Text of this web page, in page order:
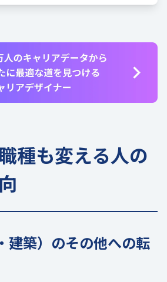
種も変える人の
建築）のその他への転